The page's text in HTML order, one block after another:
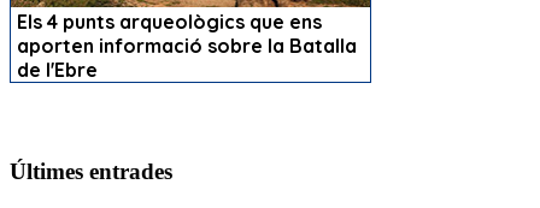
Últimes entrades